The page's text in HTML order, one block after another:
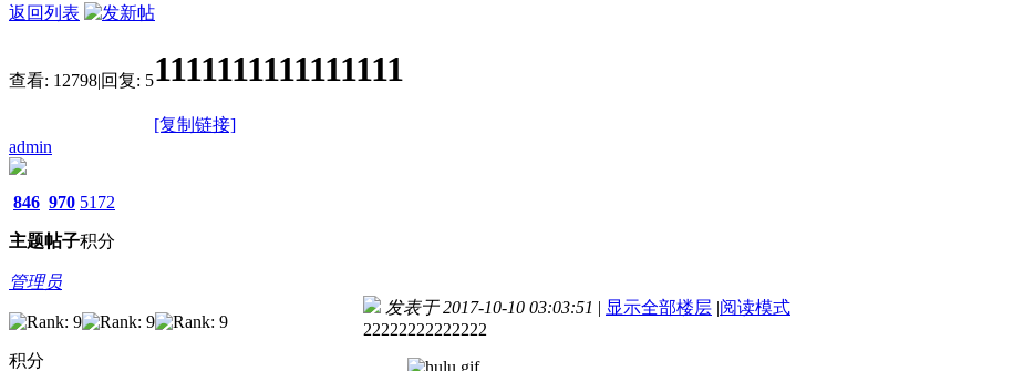
返回列表
查看: 12798|回复: 51111111111111111
[复制链接]
admin
846
主题
970
帖子
5172
积分
管理员
积分
发表于 2017-10-10 03:03:51 | 显示全部楼层 |阅读模式
22222222222222